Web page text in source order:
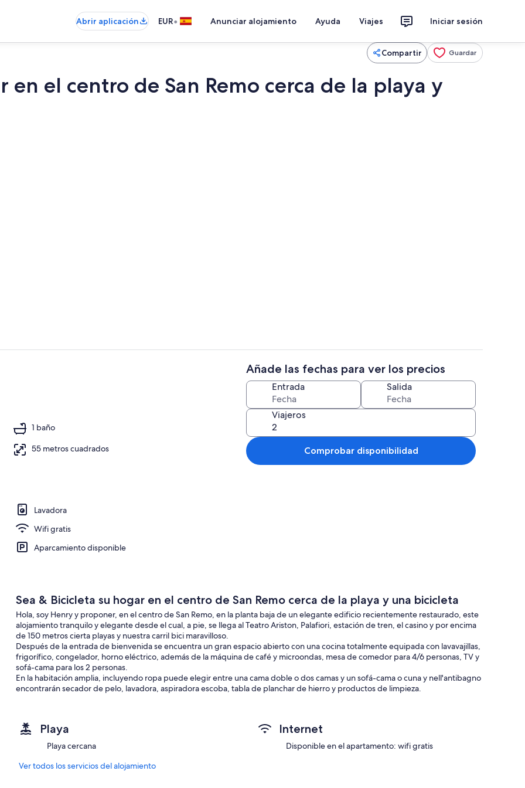
Abrir aplicación EUR• Anunciar alojamiento Ayuda Viajes Iniciar sesión
Compartir Guardar
en el centro de San Remo cerca de la playa y
a la playa
Exterior
1 baño
55 metros cuadrados
Lavadora
Wifi gratis
Aparcamiento disponible
Añade las fechas para ver los precios
Entrada Salida
Viajeros
Comprobar disponibilidad
Sea & Bicicleta su hogar en el centro de San Remo cerca de la playa y una bicicleta
Hola, soy Henry y proponer, en el centro de San Remo, en la planta baja de un elegante edificio recientemente restaurado, este
alojamiento tranquilo y elegante desde el cual, a pie, se llega al Teatro Ariston, Palafiori, estación de tren, el casino y por encima
de 150 metros cierta playas y nuestra carril bici maravilloso.
Después de la entrada de bienvenida se encuentra un gran espacio abierto con una cocina totalmente equipada con lavavajillas,
frigorífico, congelador, horno eléctrico, además de la máquina de café y microondas, mesa de comedor para 4/6 personas, TV y
sofá-cama para los 2 personas.
En la habitación amplia, incluyendo ropa puede elegir entre una cama doble o dos camas y un sofá-cama o cuna y nell'antibagno
encontrarán secador de pelo, lavadora, aspiradora escoba, tabla de planchar de hierro y productos de limpieza.
Riviera francesa, y si es posible viajar con usted y le permiten tener descuentos sull'affitto de las bicicletas tradicionales y
eléctricos.
San Remo es un pequeño pueblo se comprometió a muchos deportes gracias a las muchas instalaciones y nuestro clima único se
pueden practicar durante todo el año. Entre otros:
- Campo de golf de 18 hoyos
Playa
Playa cercana
Internet
Disponible en el apartamento: wifi gratis
Ver todos los servicios del alojamiento